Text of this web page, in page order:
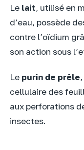
Le lait, utilisé en
d’eau, possède
contre l’oïdium
son action sous
Le purin de prêle
cellulaire des
aux perforations
insectes.